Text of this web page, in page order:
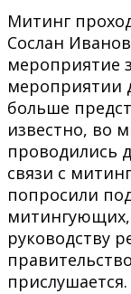
Митинг
Сослан
мероприятие
мероприятии
больше
известно, во
проводились
связи с
попросили
митингующих,
руководству
прислушается.